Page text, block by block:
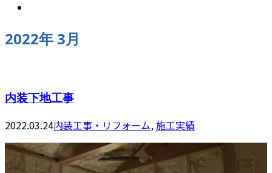
2022年 3月
内装下地工事
2022.03.24内装工事・リフォーム,施工実績